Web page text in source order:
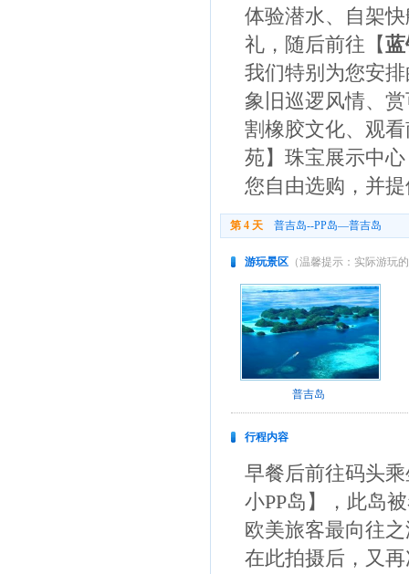
体验潜水、自架
礼，随后前往【
我们特别为您安
象旧巡逻风情、
割橡胶文化、观
苑】珠宝展示中
您自由选购，并
第 4 天 普吉岛--PP岛—普吉岛
游玩景区（温馨提示：实际游玩
普吉岛
行程内容
早餐后前往码头
小PP岛】，此岛
欧美旅客最向往
在此拍摄后，又